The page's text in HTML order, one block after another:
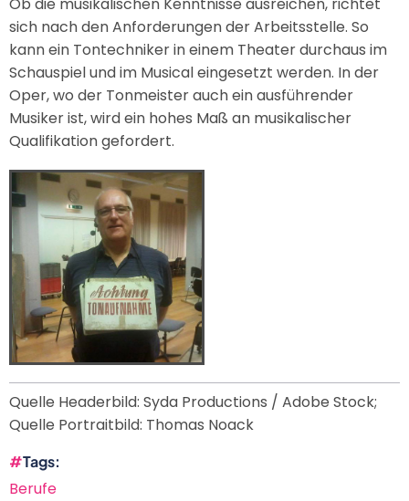
sich nach den Anforderungen der Arbeitsstelle. So
kann ein Tontechniker in einem Theater durchaus im
Schauspiel und im Musical eingesetzt werden. In der
Oper, wo der Tonmeister auch ein ausführender
Musiker ist, wird ein hohes Maß an musikalischer
Qualifikation gefordert.
Quelle Headerbild: Syda Productions / Adobe Stock;
Quelle Portraitbild: Thomas Noack
Tags
Berufe